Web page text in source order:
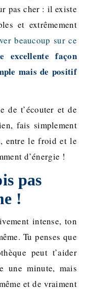
pas cher : il existe
et extrêmement
beaucoup sur ce
excellente façon
mais de positif
de t’écouter et de
fais simplement
entre le froid et le
d’énergie !
pas
!
intense, ton
Tu penses que
peut t’aider
une minute, mais
et de vraiment